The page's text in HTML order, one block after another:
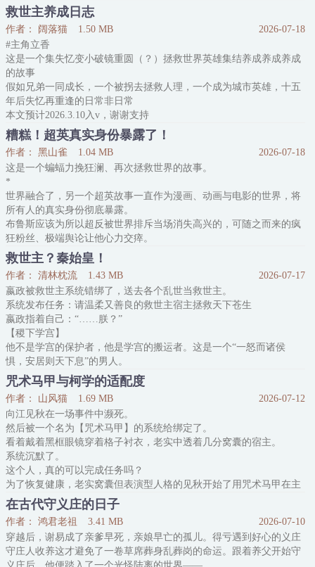
每一个天使生来就要踏上寻找自己归宿之地的旅途。
白雪樱来也不例外。
他当过海贼王船上的实习船员、还当过港口Mafia森首领的养子，还曾
见过替身使者、斩鬼的剑士——
可以说是见过了大风大浪。
而这一次——
新上任的两位监护人，随后就将他塞进了学校并表示：
“小孩子就应该去上学！”
见过大风大浪，但没上过学的小天使：？
系统：未曾设
救世主养成日志
作者： 阔落猫 1.50 MB
2026-07-18
#主角立香
这是一个集失忆变小破镜重圆（？）拯救世界英雄集结养成养成养成
的故事
假如兄弟一同成长，一个被拐去拯救人理，一个成为城市英雄，十五
年后失忆再重逢的日常非日常
本文预计2026.3.10入v，谢谢支持
哥谭郊区的废弃别墅中，突然迎来了新的住户
一个孩子，和一位年轻的管家
孩子深居简出，从来没有人见过
管家看起来倒是很专业，就是专业到让人觉得指不定有什么副业
可他没料到，他和布鲁斯一同调查的一起案件，牵扯到某些隐秘的真
相——他素未谋面的叔叔、布鲁斯的兄
糟糕！超英真实身份暴露了！
作者： 黑山雀 1.04 MB
2026-07-18
这是一个蝙蝠力挽狂澜、再次拯救世界的故事。
*
世界融合了，另一个超英故事一直作为漫画、动画与电影的世界，将
所有人的真实身份彻底暴露。
布鲁斯应该为所以超反被世界排斥当场消失高兴的，可随之而来的疯
狂粉丝、极端舆论让他心力交瘁。
至少世界安全了。他这样想。
可——
徒手爬到顶层办公室的窗户外只为看蝙蝠开会的粉丝？
宣称超英都是不可控因素的舆论？
来自另一个世界、能带回超反、正在构建新阴谋的新反派？
想要把蝙蝠奉为神的哥谭狂热组织？
愈演愈烈的舆论、越来越麻烦的现状——哥谭人恨蝙蝠，哥谭人
救世主？秦始皇！
作者： 清林枕流 1.43 MB
2026-07-17
嬴政被救世主系统错绑了，送去各个乱世当救世主。
系统发布任务：请温柔又善良的救世主宿主拯救天下苍生
嬴政指着自己：“……朕？”
【稷下学宫】
他不是学宫的保护者，他是学宫的搬运者。这是一个“一怒而诸侯
惧，安居则天下息”的男人。
达成成就：百川异源，皆归于秦
【汉末三国】
他说“伐无道，诛暴汉”，他引得无数谋士武将竞折腰，他在咸阳的废
墟上，重建新秦。自此，再无魏晋南北乱世，只有他的新秦盛世。
达成成就：苍天已死，大秦当立
【靖康之耻】
他是“却匈奴七百余里”的大皇帝陛下，他是金人口中的“
咒术马甲与柯学的适配度
作者： 山风猫 1.69 MB
2026-07-12
向江见秋在一场事件中濒死。
然后被一个名为【咒术马甲】的系统给绑定了。
看着戴着黑框眼镜穿着格子衬衣，老实中透着几分窝囊的宿主。
系统沉默了。
这个人，真的可以完成任务吗？
为了恢复健康，老实窝囊但表演型人格的见秋开始了用咒术马甲在主
要角色面前刷印象值的任务之旅。
————————————
【警校组】
最近警校来了两个刺头，一个白毛一个黑毛，一天不是吵架就是打
架，让教官们十分头疼。
在古代守义庄的日子
作者： 鸿君老祖 3.41 MB
2026-07-10
穿越后，谢易成了亲爹早死，亲娘早亡的孤儿。得亏遇到好心的义庄
守庄人收养这才避免了一卷草席葬身乱葬岗的命运。跟着养父开始守